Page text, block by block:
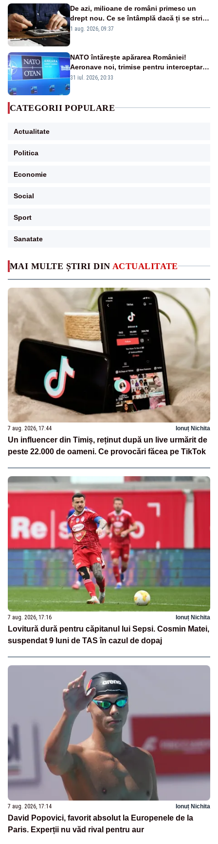
MAI MULTE ȘTIRI DIN ACTUALITATE
7 aug. 2026, 17:44 Ionuț Nichita
Un influencer din Timiș, reținut după un live urmărit de
peste 22.000 de oameni. Ce provocări făcea pe TikTok
7 aug. 2026, 17:16 Ionuț Nichita
Lovitură dură pentru căpitanul lui Sepsi. Cosmin Matei,
suspendat 9 luni de TAS în cazul de dopaj
7 aug. 2026, 17:14 Ionuț Nichita
David Popovici, favorit absolut la Europenele de la
Paris. Experții nu văd rival pentru aur
De azi, milioane de români primesc un
drept nou. Ce se întâmplă dacă ți se strică
un produs
1 aug. 2026, 09:37
NATO întărește apărarea României!
Aeronave noi, trimise pentru interceptarea
și distrugerea dronelor
31 iul. 2026, 20:33
CATEGORII POPULARE
Actualitate
Politica
Economie
Social
Sport
Sanatate